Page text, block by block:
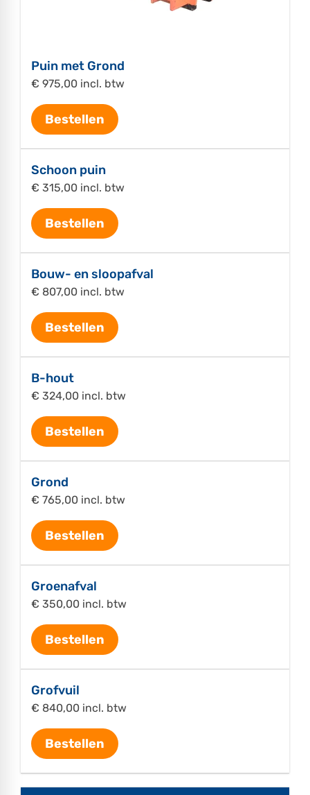
Puin met Grond
€ 975,00 incl. btw
Bestellen
Schoon puin
€ 315,00 incl. btw
Bestellen
Bouw- en sloopafval
€ 807,00 incl. btw
Bestellen
B-hout
€ 324,00 incl. btw
Bestellen
Grond
€ 765,00 incl. btw
Bestellen
Groenafval
€ 350,00 incl. btw
Bestellen
Grofvuil
€ 840,00 incl. btw
Bestellen